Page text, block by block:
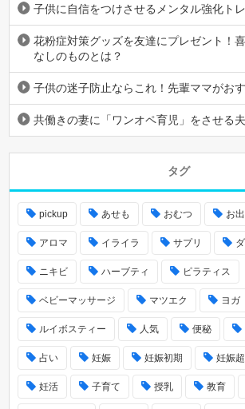
子供に自信をつけさせるメンタル強化ト
花粉症対策グッズを友達にプレゼント！
なしのものとは？
子供の迷子防止ならこれ！先輩ママがお
共働きの妻に「ワンオペ育児」をさせる
タグ
pickup あせも おむつ お
アロマ イライラ サプリ
ニキビ ハーブティ ピラティス
ベビーマッサージ マツエク ヨガ
ルイボスティー 人気 便秘
占い 妊娠 妊娠初期 妊娠
妊活 子育て 授乳 教育